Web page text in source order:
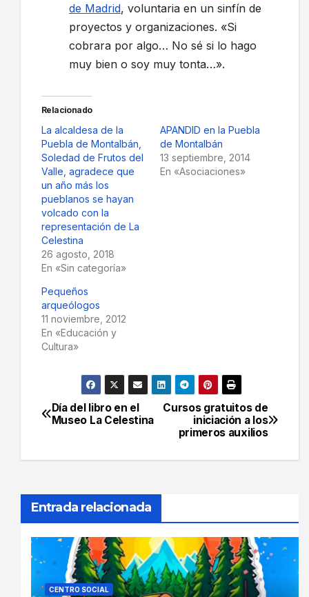
de Madrid, voluntaria en un sinfín de
proyectos y organizaciones. «Si
cobrara por algo… No sé si lo hago
muy bien o soy muy tonta…».
Relacionado
La alcaldesa de la
Puebla de Montalbán,
Soledad de Frutos del
Valle, agradece que
un año más los
pueblanos se hayan
volcado con la
representación de La
Celestina
26 agosto, 2018
En «Sin categoría»
APANDID en la Puebla
de Montalbán
13 septiembre, 2014
En «Asociaciones»
Pequeños
arqueólogos
11 noviembre, 2012
En «Educación y
Cultura»
NavegaciónCursos gratuitos de
iniciación a los
primeros auxilios
Día del libro en el
Museo La Celestina
Entrada relacionada
CENTRO SOCIAL